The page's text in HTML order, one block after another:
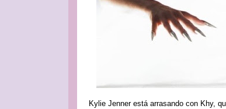
Kylie Jenner está arrasando con Khy,